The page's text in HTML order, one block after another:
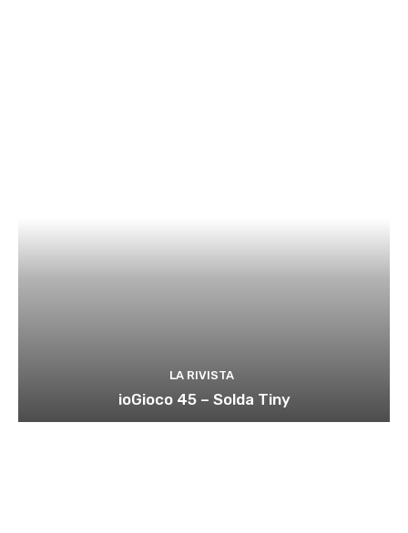
LA RIVISTA
ioGioco 45 – Solda Tiny